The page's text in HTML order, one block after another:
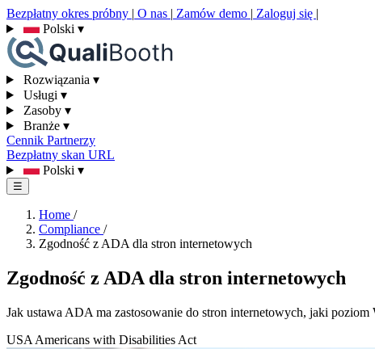
Bezpłatny okres próbny | O nas | Zamów demo | Zaloguj się |
Polski ▾
Rozwiązania ▾
Usługi ▾
Zasoby ▾
Branże ▾
Cennik Partnerzy
Bezpłatny skan URL
Polski ▾
☰
Home /
Compliance /
Zgodność z ADA dla stron internetowych
Zgodność z ADA dla stron internetowych
Jak ustawa ADA ma zastosowanie do stron internetowych, jaki
USA Americans with Disabilities Act